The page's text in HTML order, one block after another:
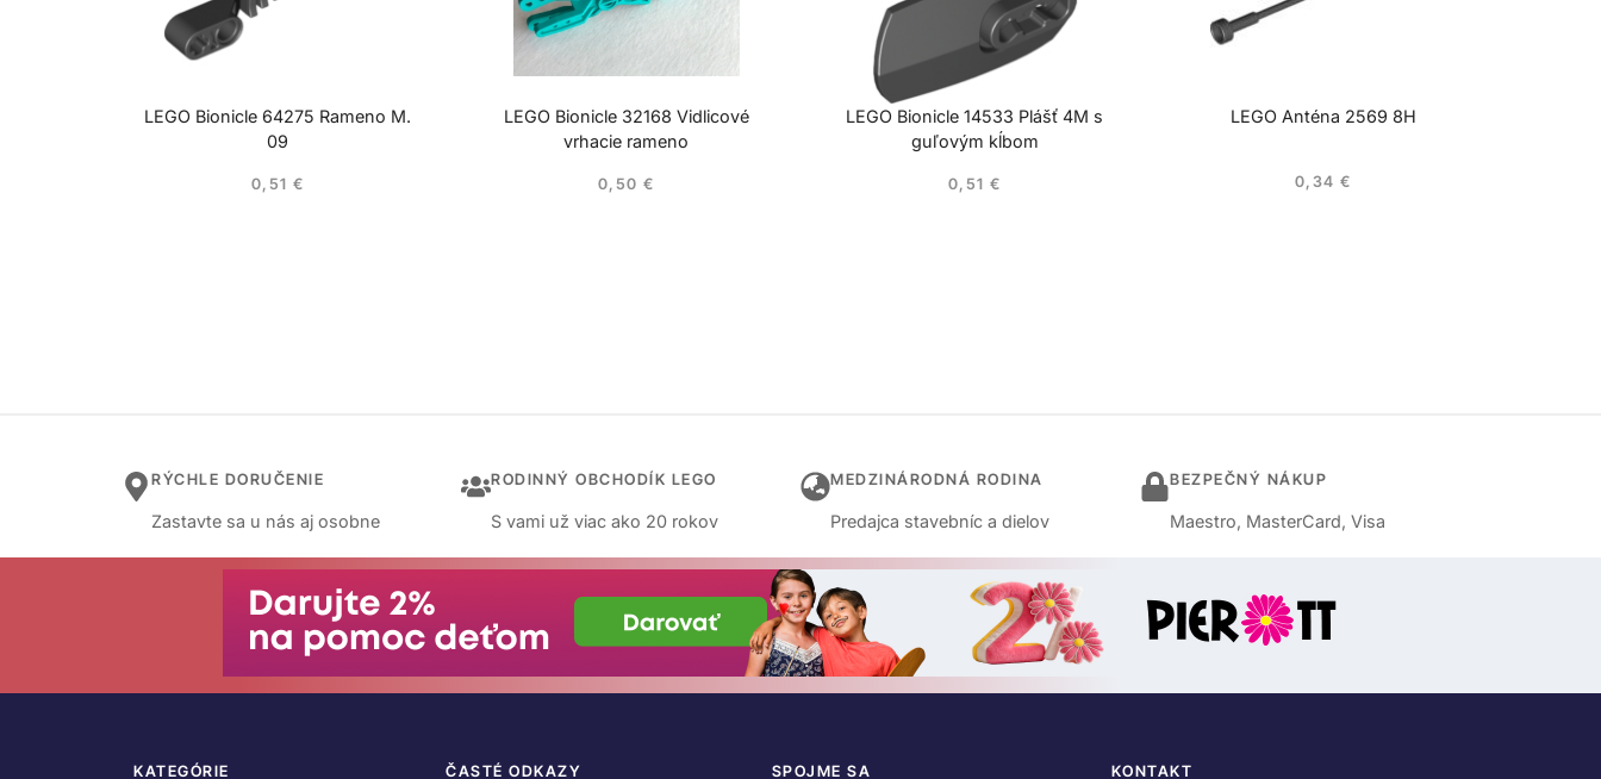
LEGO Bionicle 64275 Rameno M.
09
0,51€
LEGO Bionicle 32168 Vidlicové
vrhacie rameno
0,50€
LEGO Bionicle 14533 Plášť 4M s
guľovým kĺbom
0,51€
LEGO Anténa 2569 8H
0,34€
RÝCHLE DORUČENIE
Zastavte sa u nás aj osobne
RODINNÝ OBCHODÍK LEGO
S vami už viac ako 20 rokov
MEDZINÁRODNÁ RODINA
Predajca stavebníc a dielov
BEZPEČNÝ NÁKUP
Maestro, MasterCard, Visa
KATEGÓRIE ČASTÉ ODKAZY SPOJME SA KONTAKT